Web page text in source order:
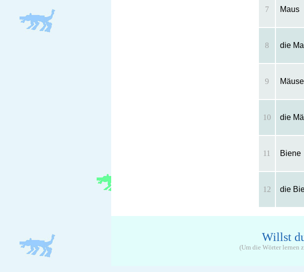
7 Maus
8 die
9
10 die
11 Biene
12 die
Willst
(Um die Wörter lernen